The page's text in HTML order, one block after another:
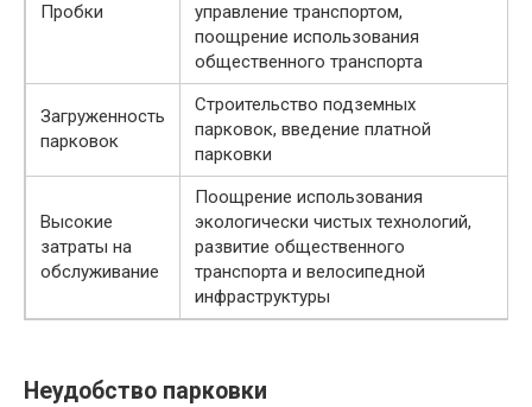
Пробки
управление транспортом,
поощрение использования
общественного транспорта
Загруженность
парковок
Строительство подземных
парковок, введение платной
парковки
Высокие
затраты на
обслуживание
Поощрение использования
экологически чистых технологий,
развитие общественного
транспорта и велосипедной
инфраструктуры
Неудобство парковки